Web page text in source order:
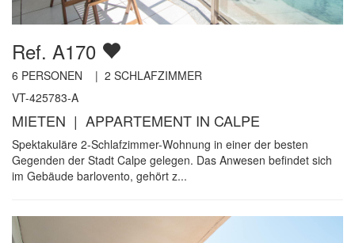
Ref. A170
6 PERSONEN | 2 SCHLAFZIMMER
VT-425783-A
MIETEN | APPARTEMENT IN CALPE
Spektakuläre 2-Schlafzimmer-Wohnung in einer der besten
Gegenden der Stadt Calpe gelegen. Das Anwesen befindet sich
im Gebäude barlovento, gehört z...